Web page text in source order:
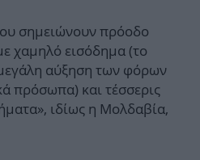
σημειώνουν πρόοδο
χαμηλό εισόδημα (το
αύξηση των φόρων
πρόσωπα) και τέσσερις
ιδίως η Μολδαβία,